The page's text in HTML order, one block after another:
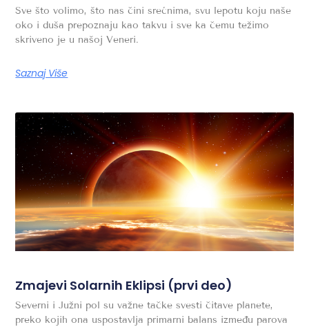
Sve što volimo, što nas čini srećnima, svu lepotu koju naše
oko i duša prepoznaju kao takvu i sve ka čemu težimo
skriveno je u našoj Veneri.
Saznaj Više
Zmajevi Solarnih Eklipsi (prvi deo)
Severni i Južni pol su važne tačke svesti čitave planete,
preko kojih ona uspostavlja primarni balans između parova